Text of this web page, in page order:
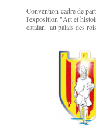
Convention-cadre de
l'exposition "Art et
catalan" au palais des